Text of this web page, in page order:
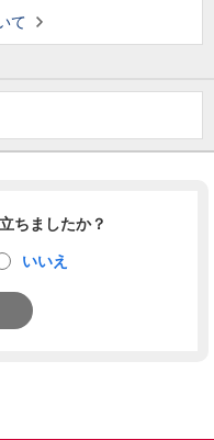
て
ちましたか？
いいえ